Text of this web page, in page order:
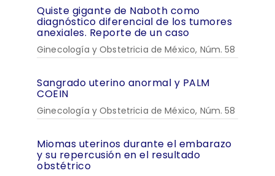
Quiste gigante de Naboth como
diagnóstico diferencial de los tumores
anexiales. Reporte de un caso
Ginecología y Obstetricia de México, Núm. 58
Sangrado uterino anormal y PALM
COEIN
Ginecología y Obstetricia de México, Núm. 58
Miomas uterinos durante el embarazo
y su repercusión en el resultado
obstétrico